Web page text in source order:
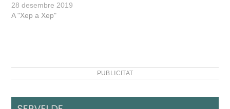
28 desembre 2019
A "Xep a Xep"
PUBLICITAT